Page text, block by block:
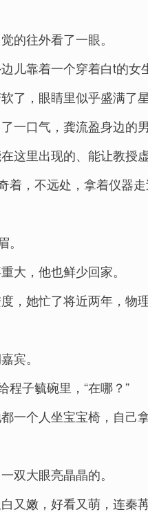
的往外看了一眼。
儿靠着一个穿着白t的女
了，眼睛里似乎盛满了星
一口气，龚流盈身边的
这里出现的、能让教授
，不远处，拿着仪器走
大，他也鲜少回家。
，她忙了将近两年，物
宾。
程子毓碗里，“在哪？”
一个人坐宝宝椅，自己拿
双大眼亮晶晶的。
又嫩，好看又萌，连秦